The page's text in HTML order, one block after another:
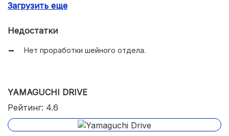
Загрузить еще
Недостатки
Нет проработки шейного отдела.
YAMAGUCHI DRIVE
Рейтинг: 4.6